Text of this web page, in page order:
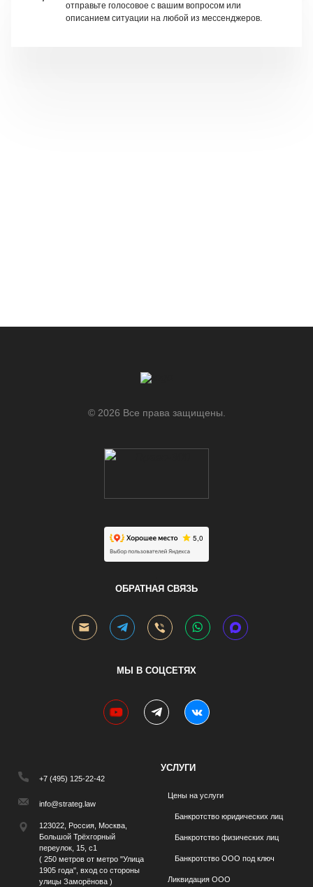
отправьте голосовое с вашим вопросом или
описанием ситуации на любой из мессенджеров.
© 2026 Все права защищены.
ОБРАТНАЯ СВЯЗЬ
МЫ В СОЦСЕТЯХ
youtubetelegramvk
+7 (495) 125-22-42
info@strateg.law
123022, Россия, Москва,
Большой Трёхгорный
переулок, 15, с1
( 250 метров от метро "Улица
1905 года", вход со стороны
улицы Заморёнова )
УСЛУГИ
Цены на услуги
Банкротство юридических лиц
Банкротство физических лиц
Банкротство ООО под ключ
Ликвидация ООО